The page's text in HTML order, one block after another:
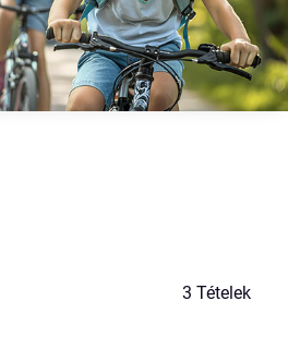
3 Tételek